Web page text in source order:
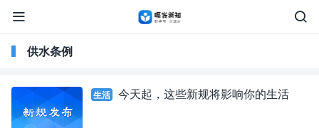


供水条例
生活 今天起，这些新规将影响你的生活